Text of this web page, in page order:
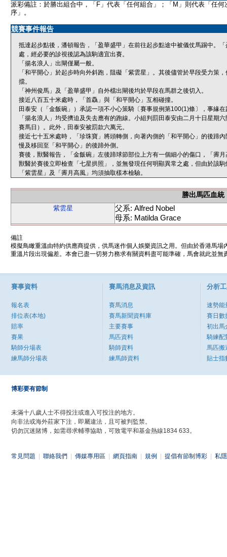
派彩備註：於勝出組合中，「F」代表「任何組合」；「M」則代表「任何
序」。
競賽事件報告
抵達起步點後，潘頓報告，「盈華盛甲」在前往起步點途中被儀仗馬踢中。
處，經必要的診視後認為該駒適宜出賽。
「揚名浪人」出閘僅屬一般。
「和平開心」於起步時向外斜跑，阻礙「紫雲星」。其後儘管於早段受力策
擋。
「神州俊馬」及「盈華盛甲」自外檔出閘後均於早段在馬群之後切入。
接近八百五十米處時，「首驫」與「和平開心」互相碰撞。
田泰安（「金飯碗」）承認一項不小心策騎〔賽事規例第100(1)條〕，事緣
「揚名浪人」均受擠迫及失去應有的跑線。小組判罰田泰安由二月十日星期
賽馬日）。此外，田泰安被罰款六萬元。
接近七十五米處時，「珍珠寶」將頭轉側，向著內側的「和平開心」的後蹄
慢及移回至「和平開心」的後蹄外側。
賽後，獸醫報告，「金飯碗」左後蹄球節部位上方有一個細小的傷口，「霽
獸醫於賽後立即檢查「七星拱照」，並無發現任何明顯異常之處，但由於該
「紫雲星」及「霽月高風」均須抽取樣本檢驗。
勝出馬匹血統
紫雲星
父系: Alfred Nobel
母系: Matilda Grace
備註
模擬鳥瞰重溫由特約供應商提供，供馬迷作個人娛樂資訊之用。但由於香港馬
重溫片段出現偏差。本會已盡一切努力務求有關資料盡可能準確，馬會就此並
賽事資料
報名表
排位表(本地)
賠率
賽果
騎師分場表
練馬師分場表
賽馬消息及資訊
賽馬消息
賽馬新聞資料庫
主要賽事
馬匹資料
騎師資料
練馬師資料
分析
速勢能
賽日數
初出馬
騎練配
馬匹搬
貼士指
博彩要有節制
未滿十八歲人士不得投注或進入可投注的地方。
向非法或海外莊家下注，即屬違法，且可被判監禁。
切勿沉迷賭博，如需尋求輔導協助，可致電平和基金熱線1834 633。
常見問題 聯絡我們 傳媒專用區 網頁指南 規例 提倡有節制博彩 私